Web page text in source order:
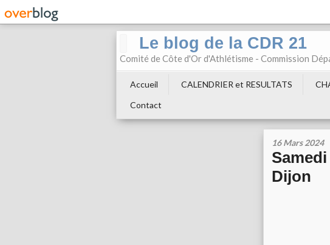
Le blog de la CDR 21
Comité de Côte d'Or d'Athlétisme - Commission
Accueil CALENDRIER et RESULTATS
Contact
16 Mars 2024
Dijon